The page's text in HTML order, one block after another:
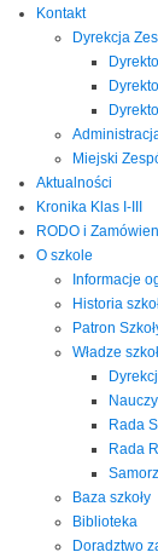
Kontakt
Dyrekcja
Miejski
Aktualności
Kronika Klas I-III
RODO i
O szkole
Informacje
Historia
Patron
Władze
Rada
Rada
Baza szkoły
Biblioteka
Doradztwo